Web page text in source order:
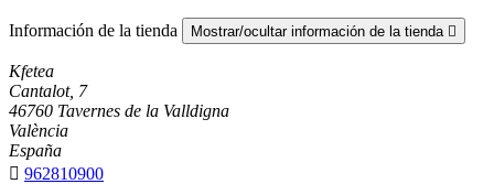
Información de la tienda Mostrar/ocultar información de la tienda 
Kfetea
Cantalot, 7
46760 Tavernes de la Valldigna
València
España
 962810900